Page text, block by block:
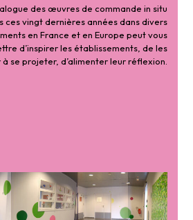
des œuvres de commande in situ
ces vingt dernières années dans divers
en France et en Europe peut vous
d’inspirer les établissements, de les
se projeter, d’alimenter leur réflexion.